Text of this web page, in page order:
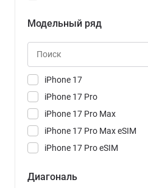
Realme
Samsung
Vivo
Xiaomi
Модельный ряд
iPhone 17
iPhone 17 Pro
iPhone 17 Pro Max
iPhone 17 Pro Max eSIM
iPhone 17 Pro eSIM
iPhone Air
Диагональ